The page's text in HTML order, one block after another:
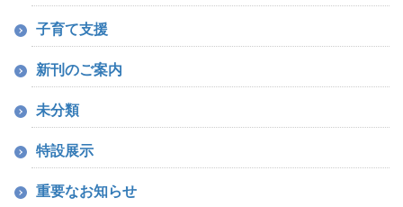
子育て支援
新刊のご案内
未分類
特設展示
重要なお知らせ